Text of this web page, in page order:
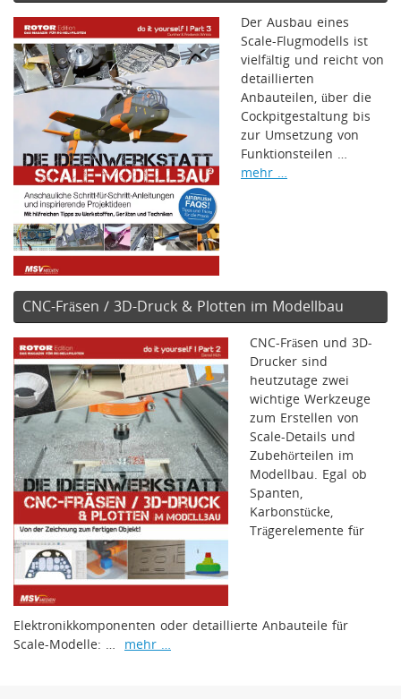
Der Ausbau eines
Scale-Flugmodells ist
vielfältig und reicht von
detaillierten
Anbauteilen, über die
Cockpitgestaltung bis
zur Umsetzung von
Funktionsteilen …
mehr …
CNC-Fräsen / 3D-Druck & Plotten im Modellbau
CNC-Fräsen und 3D-
Drucker sind
heutzutage zwei
wichtige Werkzeuge
zum Erstellen von
Scale-Details und
Zubehörteilen im
Modellbau. Egal ob
Spanten,
Karbonstücke,
Trägerelemente für
Elektronikkomponenten oder detaillierte Anbauteile für
Scale-Modelle: … mehr …